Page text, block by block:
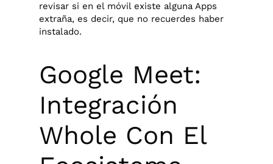
revisar si en el móvil existe alguna Apps
extraña, es decir, que no recuerdes haber
instalado.
Google Meet:
Integración
Whole Con El